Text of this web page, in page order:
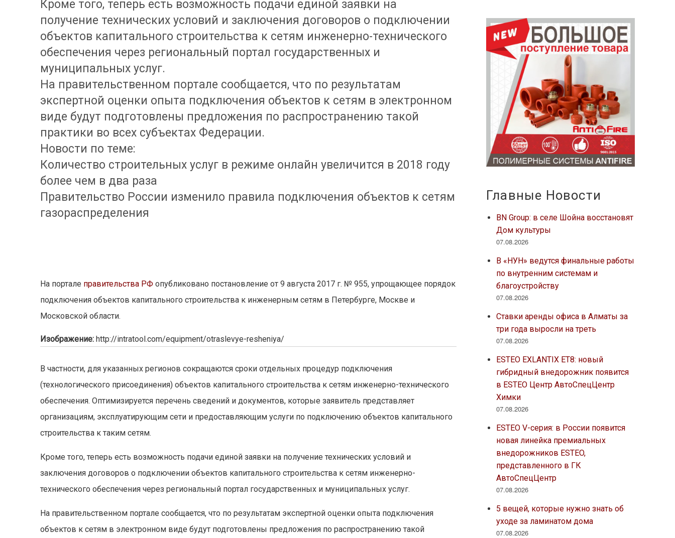
Кроме того, теперь есть возможность подачи единой заявки на
получение технических условий и заключения договоров о подключении
объектов капитального строительства к сетям инженерно-технического
обеспечения через региональный портал государственных и
муниципальных услуг.
На правительственном портале сообщается, что по результатам
экспертной оценки опыта подключения объектов к сетям в электронном
виде будут подготовлены предложения по распространению такой
практики во всех субъектах Федерации.
Новости по теме:
Количество строительных услуг в режиме онлайн увеличится в 2018 году
более чем в два раза
Правительство России изменило правила подключения объектов к сетям
газораспределения
На портале правительства РФ опубликовано постановление от 9 августа 2017 г. № 955, упрощающее порядок
подключения объектов капитального строительства к инженерным сетям в Петербурге, Москве и
Московской области.
Изображение:http://intratool.com/equipment/otraslevye-resheniya/
В частности, для указанных регионов сокращаются сроки отдельных процедур подключения
(технологического присоединения) объектов капитального строительства к сетям инженерно-технического
обеспечения. Оптимизируется перечень сведений и документов, которые заявитель представляет
организациям, эксплуатирующим сети и предоставляющим услуги по подключению объектов капитального
строительства к таким сетям.
Кроме того, теперь есть возможность подачи единой заявки на получение технических условий и
заключения договоров о подключении объектов капитального строительства к сетям инженерно-
технического обеспечения через региональный портал государственных и муниципальных услуг.
На правительственном портале сообщается, что по результатам экспертной оценки опыта подключения
объектов к сетям в электронном виде будут подготовлены предложения по распространению такой
Главные Новости
BN Group: в селе Шойна восстановят
Дом культуры
07.08.2026
В «НУН» ведутся финальные работы
по внутренним системам и
благоустройству
07.08.2026
Ставки аренды офиса в Алматы за
три года выросли на треть
07.08.2026
ESTEO EXLANTIX ET8: новый
гибридный внедорожник появится
в ESTEO Центр АвтоСпецЦентр
Химки
07.08.2026
ESTEO V-серия: в России появится
новая линейка премиальных
внедорожников ESTEO,
представленного в ГК
АвтоСпецЦентр
07.08.2026
5 вещей, которые нужно знать об
уходе за ламинатом дома
07.08.2026